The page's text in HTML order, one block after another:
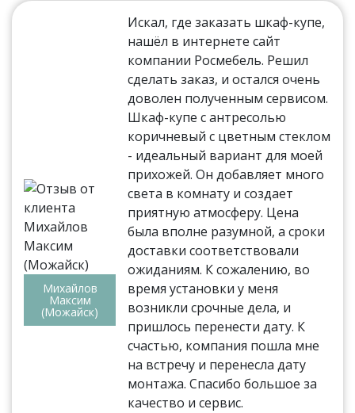
Михайлов
Максим
(Можайск)
Искал, где заказать шкаф-купе,
нашёл в интернете сайт
компании Росмебель. Решил
сделать заказ, и остался очень
доволен полученным сервисом.
Шкаф-купе с антресолью
коричневый с цветным стеклом
- идеальный вариант для моей
прихожей. Он добавляет много
света в комнату и создает
приятную атмосферу. Цена
была вполне разумной, а сроки
доставки соответствовали
ожиданиям. К сожалению, во
время установки у меня
возникли срочные дела, и
пришлось перенести дату. К
счастью, компания пошла мне
на встречу и перенесла дату
монтажа. Спасибо большое за
качество и сервис.